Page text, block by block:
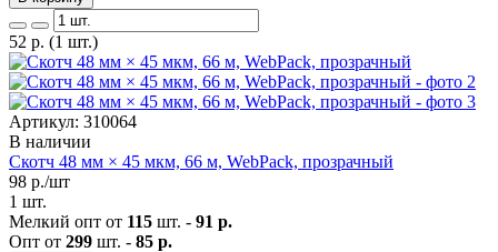
52 р. (1 шт.)
Артикул: 310064
В наличии
Скотч 48 мм × 45 мкм, 66 м, WebPack, прозрачный
98 р./шт
1 шт.
Мелкий опт от 115 шт. - 91 р.
Опт от 299 шт. - 85 р.